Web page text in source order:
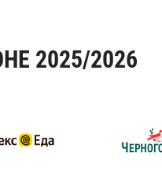
2025/2026